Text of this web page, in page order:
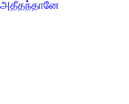
அதீதந்தானே